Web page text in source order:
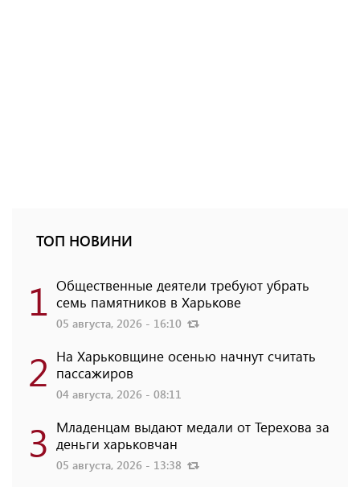
ТОП НОВИНИ
1 Общественные деятели требуют убрать
семь памятников в Харькове
05 августа, 2026 - 16:10
2 На Харьковщине осенью начнут считать
пассажиров
04 августа, 2026 - 08:11
3 Младенцам выдают медали от Терехова за
деньги харьковчан
05 августа, 2026 - 13:38